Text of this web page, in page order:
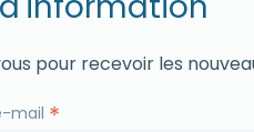
pour recevoir les
mail *